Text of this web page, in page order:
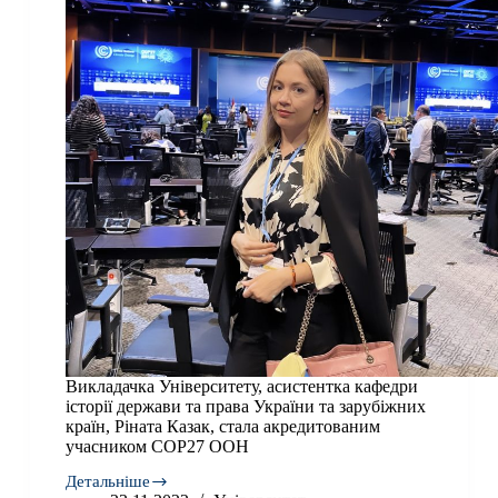
механізмів
набуття,
передачі,
здійснення
та
захисту
суб’єктивних
цивільних
та
сімейних
прав
у
сучасних
умовах
в
Україні»,
присвячену
пам’яті
професора
Азімова
Чингізхана
Нуфатовича
Викладачка Університету, асистентка кафедри
історії держави та права України та зарубіжних
країн, Ріната Казак, стала акредитованим
учасником COP27 ООН
Детальніше
Викладачка